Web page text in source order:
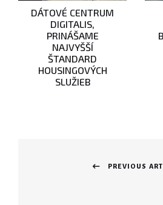
DÁTOVÉ CENTRUM
DIGITALIS,
PRINÁŠAME
NAJVYŠŠÍ
ŠTANDARD
HOUSINGOVÝCH
SLUŽIEB
PREVIOUS